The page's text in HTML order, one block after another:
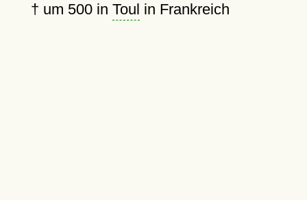
† um 500in Toul in Frankreich